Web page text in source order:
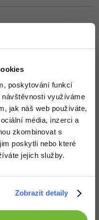
poskytování funkcí
využíváme
jak náš web používáte,
média, inzerci a
zkombinovat s
poskytli nebo které
jejich služby.
Zobrazit detaily
30.4.2015 17:18
použij hootsuite, který je
psát příspěvky na stránku.